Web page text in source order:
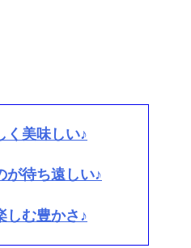
く美味しい♪
が待ち遠しい♪
しむ豊かさ♪